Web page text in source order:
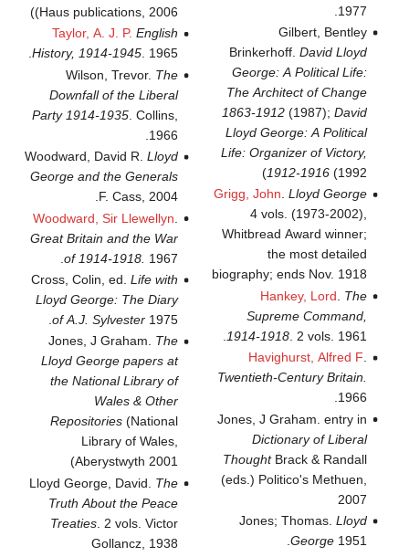
1977.
Gilbert, Bentley
Brinkerhoff. David Lloyd
George: A Political Life:
The Architect of Change
1863-1912(1987); David
Lloyd George: A Political
Life: Organizer of Victory,
1912-1916 (1992)
Grigg, John. Lloyd George
4 vols. (1973-2002),
Whitbread Award winner;
the most detailed
biography; ends Nov. 1918
Hankey, Lord
The
Supreme Command,
1914-1918. 2 vols. 1961.
Havighurst, Alfred F
Twentieth-Century Britain.
1966.
Jones, J Graham. entry in
Dictionary of Liberal
ThoughtBrack & Randall
(eds.) Politico's Methuen,
2007
Jones; Thomas. Lloyd
George1951.
(Haus publications, 2006)
Taylor, A. J. P. English
History, 1914-1945. 1965.
Wilson, Trevor. The
Downfall of the Liberal
Party 1914-1935. Collins,
1966.
Woodward, David R. Lloyd
George and the Generals
F. Cass, 2004.
Woodward, Sir Llewellyn
Great Britain and the War
of 1914-1918. 1967.
Cross, Colin, ed. Life with
Lloyd George: The Diary
of A.J. Sylvester1975.
Jones, J Graham. The
Lloyd George papers at
the National Library of
Wales & Other
Repositories(National
Library of Wales,
Aberystwyth 2001)
Lloyd George, David. The
Truth About the Peace
Treaties. 2 vols. Victor
Gollancz, 1938